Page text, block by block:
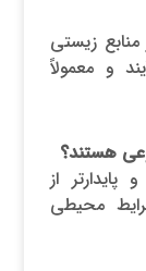
زیستی
معمولاً
از
محیطی